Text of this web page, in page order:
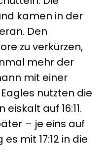
kamen in der
Den
zu verkürzen,
mehr der
mit einer
nutzten die
auf 16:11.
– je eins auf
mit 17:12 in die